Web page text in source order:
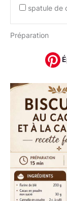
spatule de
Préparation